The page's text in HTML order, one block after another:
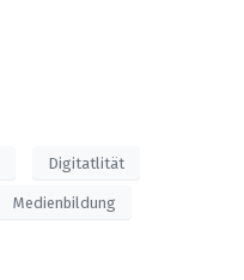
Digitatlität
Medienbildung